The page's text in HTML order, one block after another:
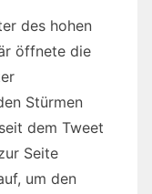
des hohen
öffnete die
Stürmen
dem Tweet
Seite
um den